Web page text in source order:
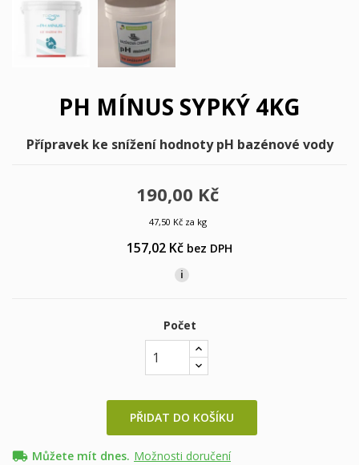
PH MÍNUS SYPKÝ 4KG
Přípravek ke snížení hodnoty pH bazénové vody
190,00 Kč
47,50 Kč za kg
157,02 Kč bez DPH
i
Počet
PŘIDAT DO KOŠÍKU
local_shipping Můžete mít dnes. Možnosti doručení